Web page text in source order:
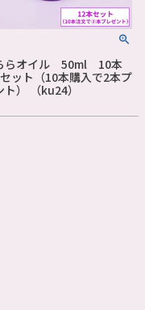
らオイル 50ml 10本
ット（10本購入で2本プ
ト） （ku24）